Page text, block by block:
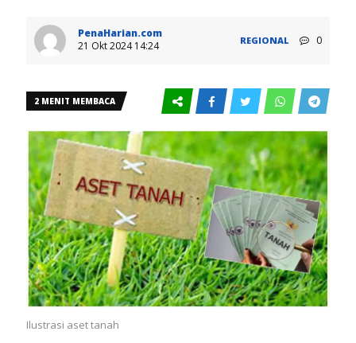
PenaHarian.com
21 Okt 2024 14:24
REGIONAL 0
2 MENIT MEMBACA
Ilustrasi aset tanah